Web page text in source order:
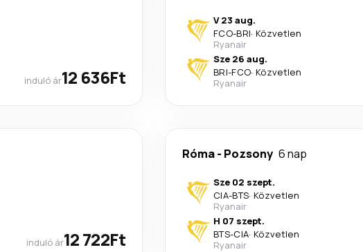
induló ár12 636Ft
V 23 aug.
FCO-BRI· Közvetlen
Ryanair
Sze 26 aug.
BRI-FCO· Közvetlen
Ryanair
induló ár12 722Ft
Róma- Pozsony 6 nap
Sze 02 szept.
CIA-BTS· Közvetlen
Ryanair
H 07 szept.
BTS-CIA· Közvetlen
Ryanair